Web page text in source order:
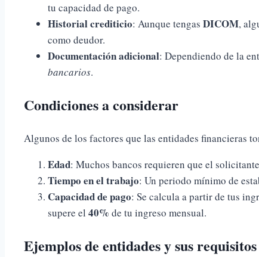
tu capacidad de pago.
Historial crediticio: Aunque tengas DICOM,
como deudor.
Documentación adicional: Dependiendo de la
bancarios.
Condiciones a considerar
Algunos de los factores que las entidades financieras
Edad: Muchos bancos requieren que el
Tiempo en el trabajo: Un periodo mínimo de
Capacidad de pago: Se calcula a partir de tus
supere el 40% de tu ingreso mensual.
Ejemplos de entidades y sus requisitos